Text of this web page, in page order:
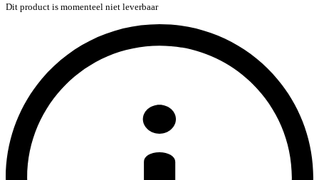
Dit product is momenteel niet leverbaar